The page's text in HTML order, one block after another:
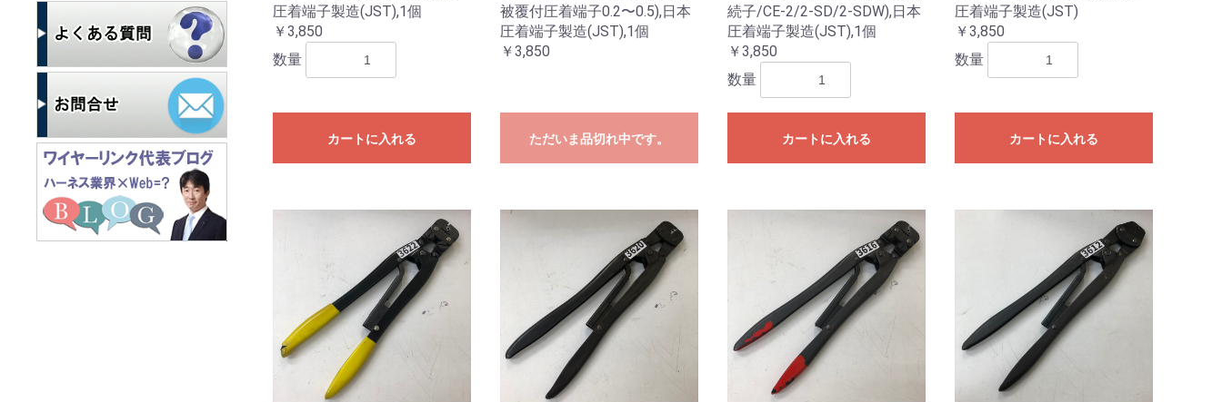
圧着端子製造(JST),1個
￥3,850
数量
カートに入れる
被覆付圧着端子0.2〜0.5),日本
圧着端子製造(JST),1個
￥3,850
ただいま品切れ中です。
続子/CE-2/2-SD/2-SDW),日本
圧着端子製造(JST),1個
￥3,850
数量
カートに入れる
圧着端子製造(JST)
￥3,850
数量
カートに入れる